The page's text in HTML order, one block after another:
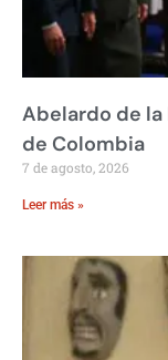
Abelardo de la
de Colombia
7 de agosto, 2026
Leer más »